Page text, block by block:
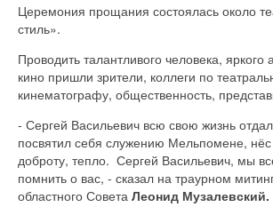
Церемония прощания состоялась около
стиль».
Проводить талантливого человека, яркого
кино пришли зрители, коллеги по
кинематографу, общественность,
- Сергей Васильевич всю свою жизнь отдал
посвятил себя служению Мельпомене, нёс
доброту, тепло. Сергей Васильевич, мы
помнить о вас, - сказал на траурном
областного Совета Леонид Музалевский.